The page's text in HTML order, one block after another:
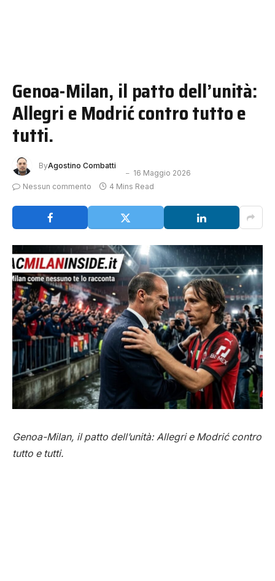
Genoa-Milan, il patto dell’unità:
Allegri e Modrić contro tutto e
tutti.
ByAgostino Combatti
16 Maggio 2026
Nessun commento
4 Mins Read
Genoa-Milan, il patto dell’unità: Allegri e Modrić contro
tutto e tutti.